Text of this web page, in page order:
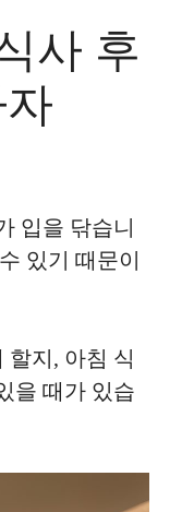
사 후
입을 닦습니
있기 때문이
할지, 아침 식
을 때가 있습